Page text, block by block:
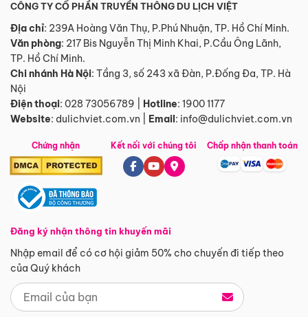
CÔNG TY CỔ PHẦN TRUYỀN THÔNG DU LỊCH VIỆT
Địa chỉ: 239A Hoàng Văn Thụ, P.Phú Nhuận, TP. Hồ Chí Minh.
Văn phòng: 217 Bis Nguyễn Thị Minh Khai, P.Cầu Ông Lãnh,
TP. Hồ Chí Minh.
Chi nhánh Hà Nội: Tầng 3, số 243 xã Đàn, P.Đống Đa, TP. Hà
Nội
Điện thoại: 028 73056789 Hotline: 1900 1177
Website: dulichviet.com.vn Email: info@dulichviet.com.vn
Chứng nhận
Đăng ký nhận thông tin khuyến mãi
Nhập email để có cơ hội giảm 50% cho chuyến đi tiếp theo
của Quý khách
Kết nối với chúng tôi Chấp nhận thanh toán